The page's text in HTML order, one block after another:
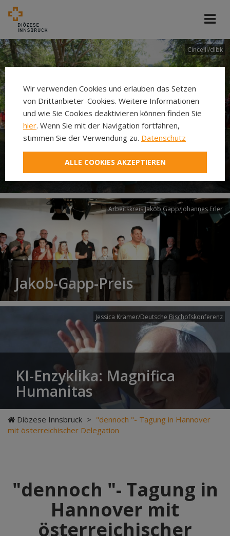
Cincelli/dibk
Neuer Pilgerweg Via
Laudato si’
Arbeitskreis Jakob Gapp/Johannes Erler
Jakob-Gapp-Preis
Jessica Krämer/Deutsche Bischofskonferenz
KI-Enzyklika: Magnifica
Humanitas
Diözese Innsbruck > "dennoch "- Tagung in Hannover
mit österreichischer Delegation
"dennoch "- Tagung in
Hannover mit
österreichischer
Wir verwenden Cookies und erlauben das Setzen
von Drittanbieter-Cookies. Weitere Informationen
und wie Sie Cookies deaktivieren können finden Sie
hier. Wenn Sie mit der Navigation fortfahren,
stimmen Sie der Verwendung zu. Datenschutz
ALLE COOKIES AKZEPTIEREN